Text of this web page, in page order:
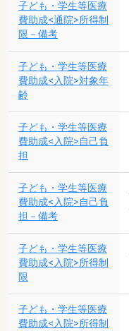
子ども・学生等医療
費助成<通院>所得制
限－備考
子ども・学生等医療
費助成<入院>対象年
齢
子ども・学生等医療
費助成<入院>自己負
担
子ども・学生等医療
費助成<入院>自己負
担－備考
子ども・学生等医療
費助成<入院>所得制
限
子ども・学生等医療
費助成<入院>所得制